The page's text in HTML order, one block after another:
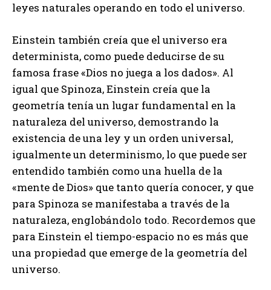
leyes naturales operando en todo el universo.
Einstein también creía que el universo era
determinista, como puede deducirse de su
famosa frase «Dios no juega a los dados». Al
igual que Spinoza, Einstein creía que la
geometría tenía un lugar fundamental en la
naturaleza del universo, demostrando la
existencia de una ley y un orden universal,
igualmente un determinismo, lo que puede ser
entendido también como una huella de la
«mente de Dios» que tanto quería conocer, y que
para Spinoza se manifestaba a través de la
naturaleza, englobándolo todo. Recordemos que
para Einstein el tiempo-espacio no es más que
una propiedad que emerge de la geometría del
universo.